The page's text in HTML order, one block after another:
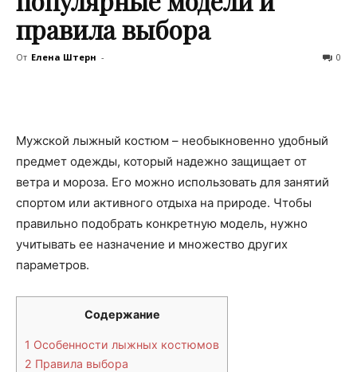
правила выбора
От Елена Штерн - 0
Мужской лыжный костюм – необыкновенно удобный
предмет одежды, который надежно защищает от
ветра и мороза. Его можно использовать для занятий
спортом или активного отдыха на природе. Чтобы
правильно подобрать конкретную модель, нужно
учитывать ее назначение и множество других
параметров.
Содержание
1 Особенности лыжных костюмов
2 Правила выбора